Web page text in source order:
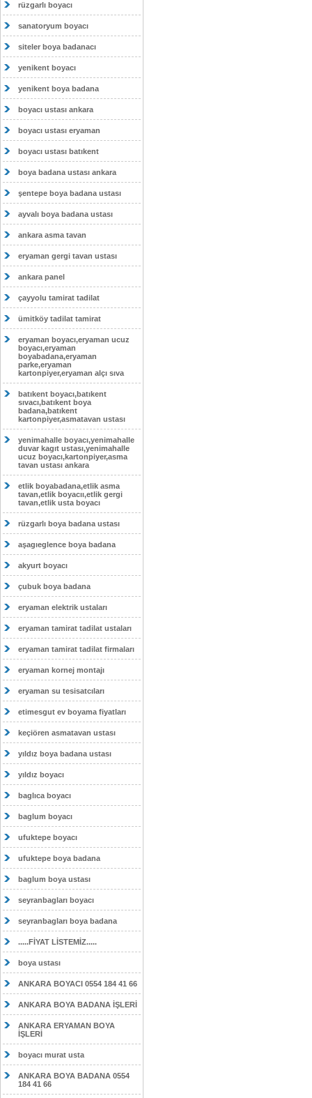
rüzgarlı boyacı
sanatoryum boyacı
siteler boya badanacı
yenikent boyacı
yenikent boya badana
boyacı ustası ankara
boyacı ustası eryaman
boyacı ustası batıkent
boya badana ustası ankara
şentepe boya badana ustası
ayvalı boya badana ustası
ankara asma tavan
eryaman gergi tavan ustası
ankara panel
çayyolu tamirat tadilat
ümitköy tadilat tamirat
eryaman boyacı,eryaman ucuz
boyacı,eryaman
boyabadana,eryaman
parke,eryaman
kartonpiyer,eryaman alçı sıva
batıkent boyacı,batıkent
sıvacı,batıkent boya
badana,batıkent
kartonpiyer,asmatavan ustası
yenimahalle boyacı,yenimahalle
duvar kagıt ustası,yenimahalle
ucuz boyacı,kartonpiyer,asma
tavan ustası ankara
etlik boyabadana,etlik asma
tavan,etlik boyacıı,etlik gergi
tavan,etlik usta boyacı
rüzgarlı boya badana ustası
aşagıeglence boya badana
akyurt boyacı
çubuk boya badana
eryaman elektrik ustaları
eryaman tamirat tadilat ustaları
eryaman tamirat tadilat firmaları
eryaman kornej montajı
eryaman su tesisatcıları
etimesgut ev boyama fiyatları
keçiören asmatavan ustası
yıldız boya badana ustası
yıldız boyacı
baglıca boyacı
baglum boyacı
ufuktepe boyacı
ufuktepe boya badana
baglum boya ustası
seyranbagları boyacı
seyranbagları boya badana
.....FİYAT LİSTEMİZ.....
boya ustası
ANKARA BOYACI 0554 184 41 66
ANKARA BOYA BADANA İŞLERİ
ANKARA ERYAMAN BOYA
İŞLERİ
boyacı murat usta
ANKARA BOYA BADANA 0554
184 41 66